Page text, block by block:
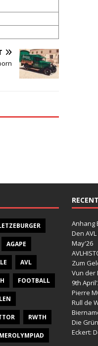
AGAPE
AVL
FOOTBALL
RWTH
Anhang
Den
May'26
Zum
Vun der
9th
Pierre
Rull de
Die
Eckert: